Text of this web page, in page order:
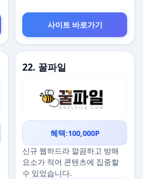
사이트 바로가기
22. 꿀파일
혜택:100,000P
신규 웹하드라 깔끔하고 방해
요소가 적어 콘텐츠에 집중할
수 있었습니다.